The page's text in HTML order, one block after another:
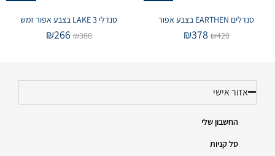
סנדלים EARTHEN בצבע אפור
₪420
₪378
סנדלי LAKE 3 בצבע אפור זמש
₪380
₪266
אזור אישי
החשבון שלי
סל קניות